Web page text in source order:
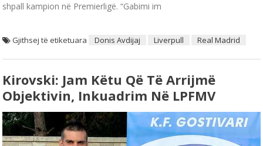
shpall kampion në Premierligë. “Gabimi im
Gjithsej të etiketuara Donis Avdijaj Liverpull Real Madrid
Kirovski: Jam Këtu Që Të Arrijmë
Objektivin, Inkuadrim Në LPFMV